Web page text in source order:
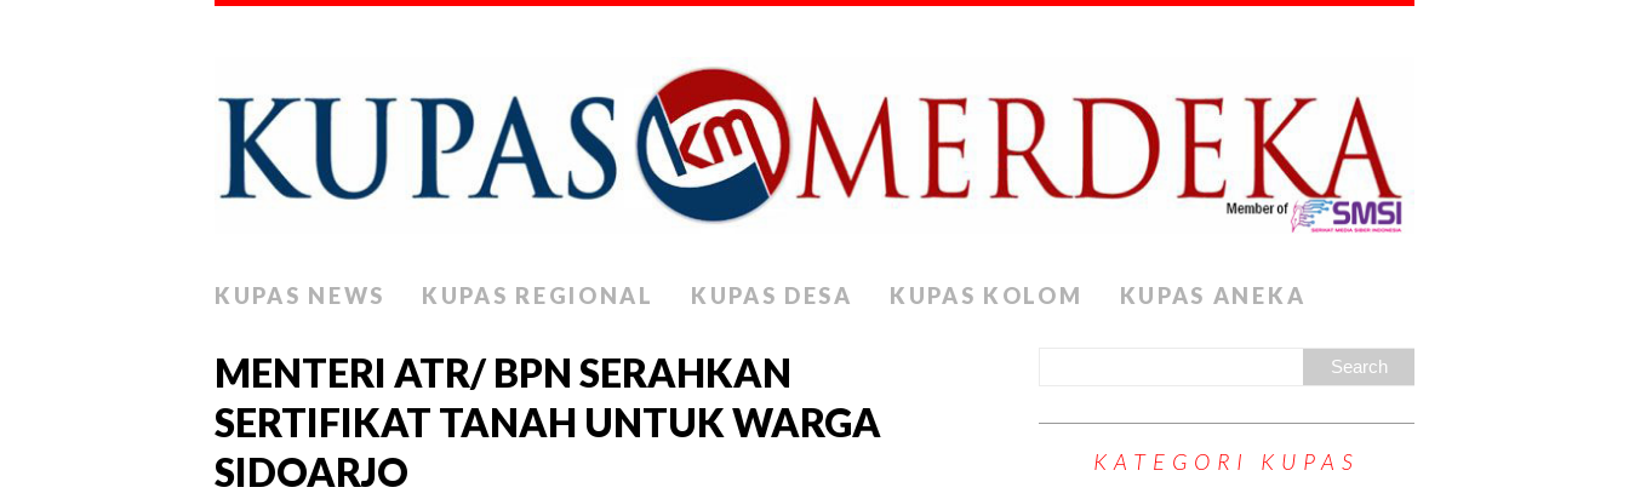
KUPAS NEWS KUPAS REGIONAL KUPAS DESA KUPAS KOLOM KUPAS ANEKA
MENTERI ATR/ BPN SERAHKAN
SERTIFIKAT TANAH UNTUK WARGA
SIDOARJO
KATEGORI KUPAS